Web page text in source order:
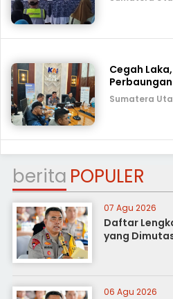
Cegah
Sumatera
berita POPULER
07 Agu 2026
Daftar
yang
06 Agu 2026